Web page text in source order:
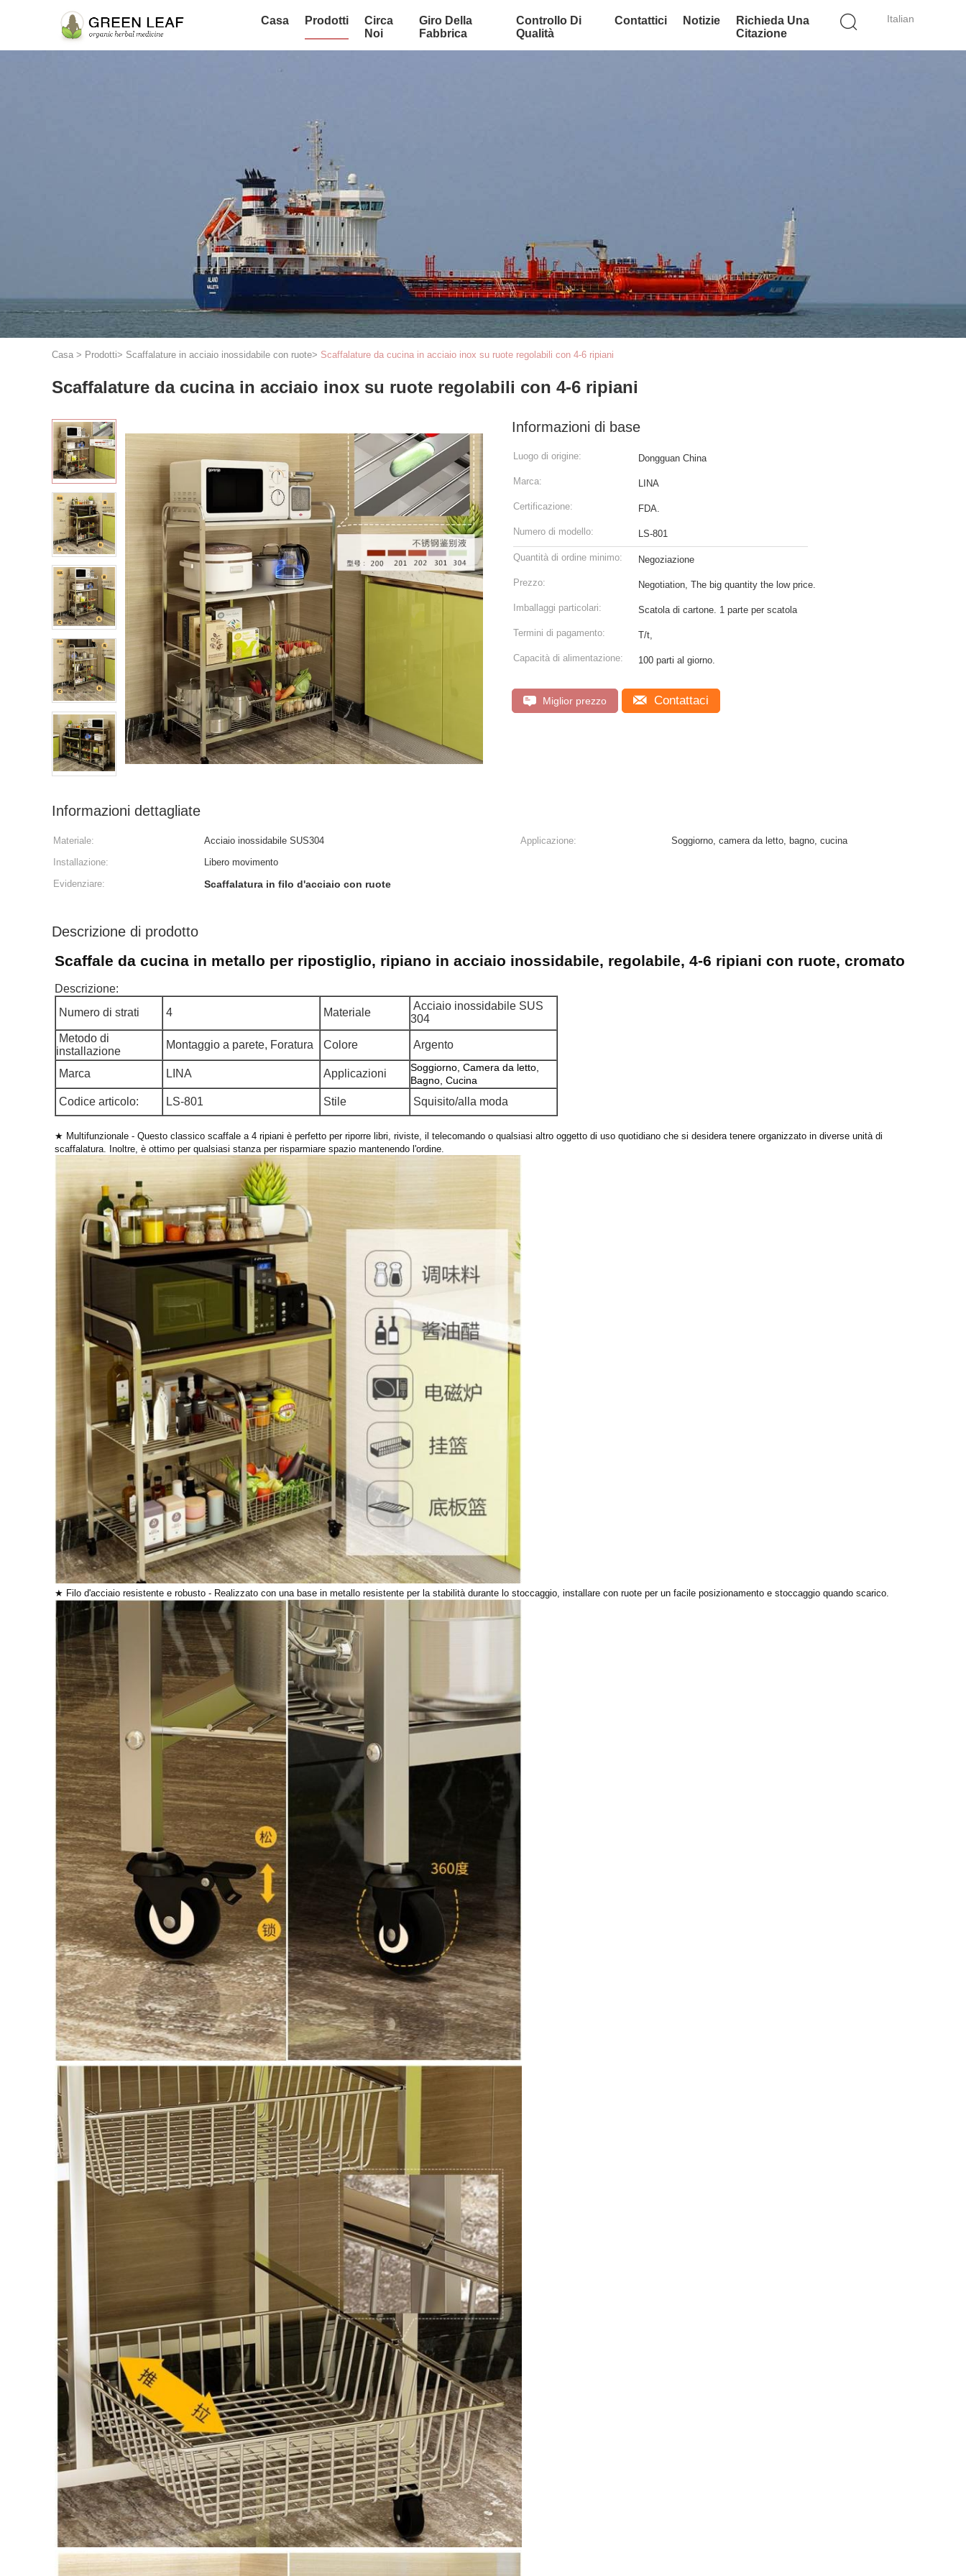
Italian
Casa Prodotti
Circa
Noi
Giro Della
Fabbrica
Controllo Di
Qualità
Contattici Notizie
Richieda Una
Citazione
Casa > Prodotti> Scaffalature in acciaio inossidabile con ruote> Scaffalature da cucina in acciaio inox su ruote regolabili con 4-6 ripiani
Scaffalature da cucina in acciaio inox su ruote regolabili con 4-6 ripiani
Informazioni di base
Luogo di origine: Dongguan China
Marca: LINA
Certificazione: FDA.
Numero di modello: LS-801
Quantità di ordine minimo: Negoziazione
Prezzo: Negotiation, The big quantity the low price.
Imballaggi particolari: Scatola di cartone. 1 parte per scatola
Termini di pagamento: T/t,
Capacità di alimentazione: 100 parti al giorno.
Miglior prezzo Contattaci
Informazioni dettagliate
Materiale: Acciaio inossidabile SUS304 Applicazione:
Soggiorno, camera da letto, bagno, cucina
Installazione:
Libero movimento
Evidenziare:
Scaffalatura in filo d'acciaio con ruote
Descrizione di prodotto
Scaffale da cucina in metallo per ripostiglio, ripiano in acciaio inossidabile, regolabile, 4-6 ripiani con ruote, cromato
Descrizione:
Numero di strati
4 Materiale
Acciaio inossidabile SUS
304
Metodo di
installazione
Montaggio a parete, Foratura Colore Argento
Marca LINA Applicazioni
Soggiorno, Camera da letto,
Bagno, Cucina
Codice articolo: LS-801 Stile Squisito/alla moda
★ Multifunzionale - Questo classico scaffale a 4 ripiani è perfetto per riporre libri, riviste, il telecomando o qualsiasi altro oggetto di uso quotidiano che si desidera tenere organizzato in diverse unità di
scaffalatura. Inoltre, è ottimo per qualsiasi stanza per risparmiare spazio mantenendo l'ordine.
★ Filo d'acciaio resistente e robusto - Realizzato con una base in metallo resistente per la stabilità durante lo stoccaggio, installare con ruote per un facile posizionamento e stoccaggio quando scarico.